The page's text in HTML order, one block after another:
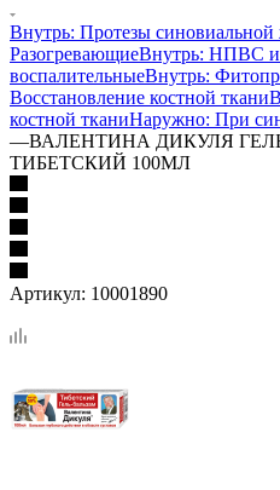
Внутрь: Протезы синовиальной
РазогревающиеВнутрь: НПВС и
воспалительныеВнутрь:
Восстановление костной ткани
костной тканиНаружно: При
—ВАЛЕНТИНА ДИКУЛЯ
ТИБЕТСКИЙ 100МЛ
Артикул: 10001890